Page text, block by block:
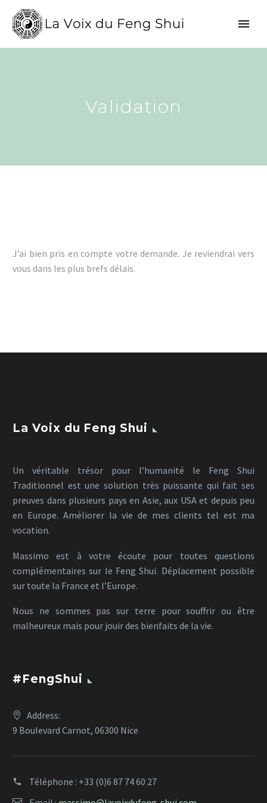
Validation
J’ai bien pris en compte votre demande. Je reviendrai vers
vous dans les plus brefs délais.
La Voix du Feng Shui
Un véritable trésor pour l’humanité le Feng Shui
Traditionnel est une solution très puissante qui fait ses
preuves dans plusieurs pays en Asie, aux USA et depuis peu
en Europe. Améliorer la vie de mes clients tel est ma
vocation.
Massimo est à votre écoute pour toutes questions
complémentaires sur le Feng Shui. Déplacement possible
sur toute la France et l’Europe.
Nous ne sommes pas sur terre pour souffrir ou être
malheureux mais pour jouir des bienfaits de la vie.
#FengShui
Address:
9 Boulevard Carnot, 06300 Nice
Téléphone : +33 (0)6 87 74 60 27